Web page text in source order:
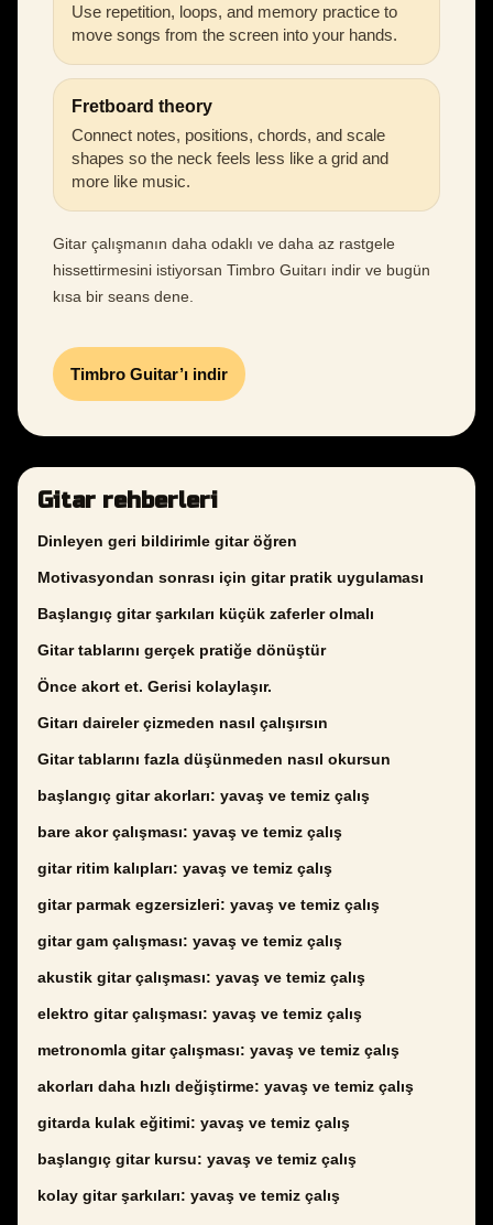
Use repetition, loops, and memory practice to
move songs from the screen into your hands.
Fretboard theory
Connect notes, positions, chords, and scale
shapes so the neck feels less like a grid and
more like music.
Gitar çalışmanın daha odaklı ve daha az rastgele
hissettirmesini istiyorsan Timbro Guitarı indir ve bugün
kısa bir seans dene.
Timbro Guitar’ı indir
Gitar rehberleri
Dinleyen geri bildirimle gitar öğren
Motivasyondan sonrası için gitar pratik uygulaması
Başlangıç gitar şarkıları küçük zaferler olmalı
Gitar tablarını gerçek pratiğe dönüştür
Önce akort et. Gerisi kolaylaşır.
Gitarı daireler çizmeden nasıl çalışırsın
Gitar tablarını fazla düşünmeden nasıl okursun
başlangıç gitar akorları: yavaş ve temiz çalış
bare akor çalışması: yavaş ve temiz çalış
gitar ritim kalıpları: yavaş ve temiz çalış
gitar parmak egzersizleri: yavaş ve temiz çalış
gitar gam çalışması: yavaş ve temiz çalış
akustik gitar çalışması: yavaş ve temiz çalış
elektro gitar çalışması: yavaş ve temiz çalış
metronomla gitar çalışması: yavaş ve temiz çalış
akorları daha hızlı değiştirme: yavaş ve temiz çalış
gitarda kulak eğitimi: yavaş ve temiz çalış
başlangıç gitar kursu: yavaş ve temiz çalış
kolay gitar şarkıları: yavaş ve temiz çalış